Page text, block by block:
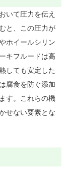
いて圧力を伝え
と、この圧力が
ホイールシリン
キフルードは高
しても安定した
腐食を防ぐ添加
す。これらの機
せない要素とな